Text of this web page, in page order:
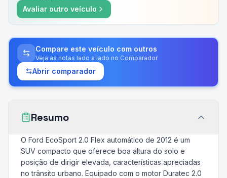
Avaliar outro veículo
Compare este veículo com outros
Veja as notas lado a lado no Comparador
Abrir comparador
Resumo
O Ford EcoSport 2.0 Flex automático de 2012 é um
SUV compacto que oferece boa altura do solo e
posição de dirigir elevada, características apreciadas
no trânsito urbano. Equipado com o motor Duratec 2.0